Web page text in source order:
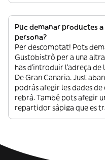
Puc demanar productes
persona?
Per descomptat! Pots
Gustobistrò per a una
has d’introduir l’adreça
De Gran Canaria. Just
podràs afegir les dades
rebrà. També pots afegir
repartidor sàpiga que es